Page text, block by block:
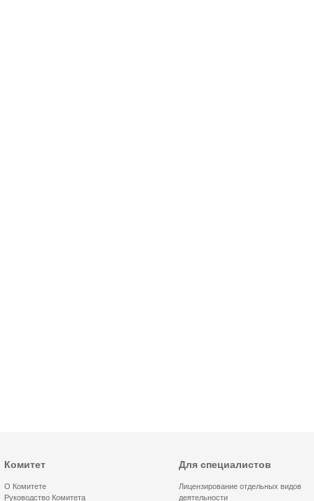
Комитет
О Комитете
Руководство Комитета
Для специалистов
Лицензирование отдельных видов
деятельности